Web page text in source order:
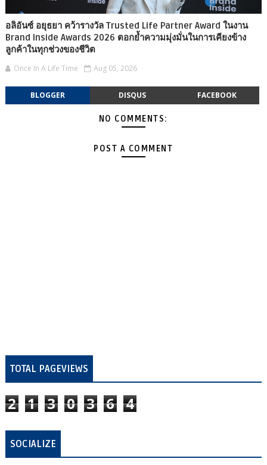
อลิอันซ์ อยุธยา คว้ารางวัล Trusted Life Partner Award ในงาน
Brand Inside Awards 2026 ตอกย้ำความมุ่งมั่นในการเคียงข้าง
ลูกค้าในทุกช่วงของชีวิต
Once In A Life Time Aug 05, 2026
BLOGGER DISQUS FACEBOOK
NO COMMENTS:
POST A COMMENT
TOTAL PAGEVIEWS
2 1 3 0 3 6 4
SOCIALIZE